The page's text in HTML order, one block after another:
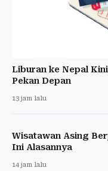
Liburan ke Nepal
Pekan Depan
13 jam lalu
Wisatawan Asing
Ini Alasannya
14 jam lalu